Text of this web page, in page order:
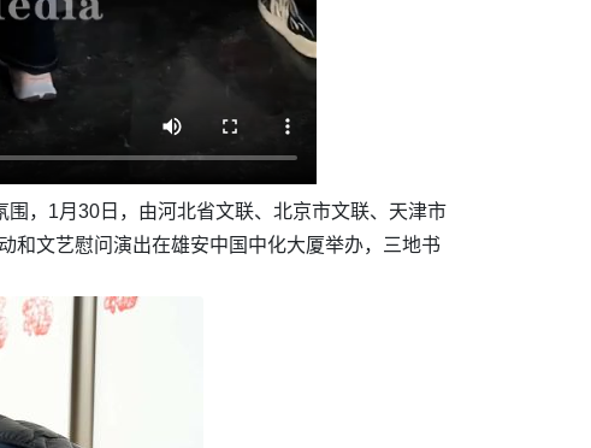
，1月30日，由河北省文联、北京市文联、天津市
和文艺慰问演出在雄安中国中化大厦举办，三地书